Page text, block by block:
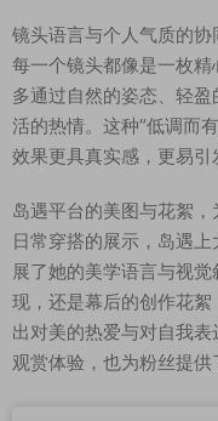
镜头语言与个人气质的
每一个镜头都像是一枚
多通过自然的姿态、轻
活的热情。这种“低调而
效果更具真实感，更易引
岛遇平台的美图与花絮
日常穿搭的展示，岛遇
展了她的美学语言与视
现，还是幕后的创作花
出对美的热爱与对自我
观赏体验，也为粉丝提供